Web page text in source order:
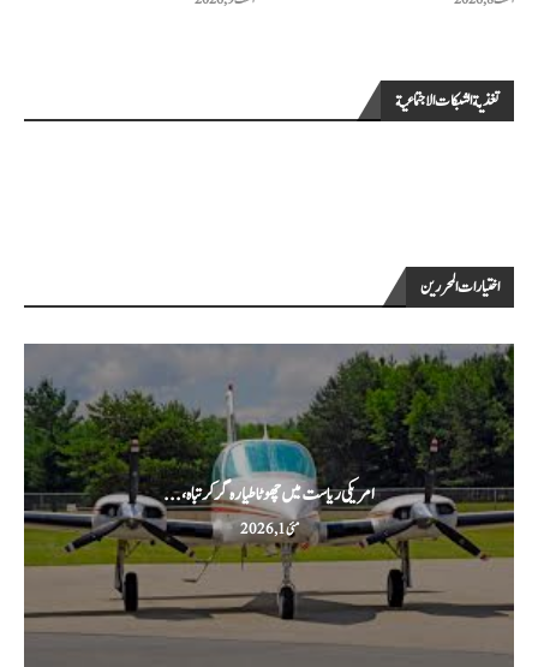
تغذية الشبكات الاجتماعية
اختيارات المحررين
امریکی ریاست میں چھوٹا طیارہ گر کر تباہ،...
مئی 1, 2026